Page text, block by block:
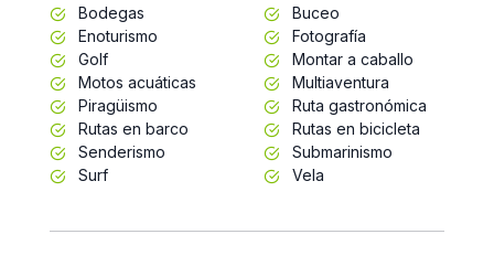
Bodegas
Buceo
Enoturismo
Fotografía
Golf
Montar a caballo
Motos acuáticas
Multiaventura
Piragüismo
Ruta gastronómica
Rutas en barco
Rutas en bicicleta
Senderismo
Submarinismo
Surf
Vela